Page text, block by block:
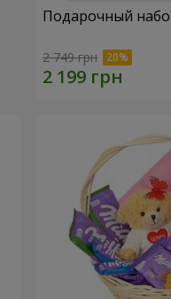
Подарочный
2 749 грн